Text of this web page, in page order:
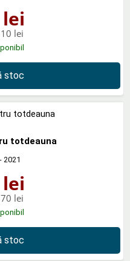
lei
lei
stoc
totdeauna
- 2021
lei
lei
stoc